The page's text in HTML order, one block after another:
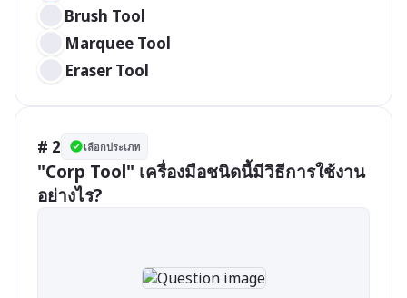
Brush Tool
Marquee Tool
Eraser Tool
# 2 เลือกประเภท
"Corp Tool" เครื่องมือชนิดนี้มีวิธีการใช้งาน
อย่างไร?